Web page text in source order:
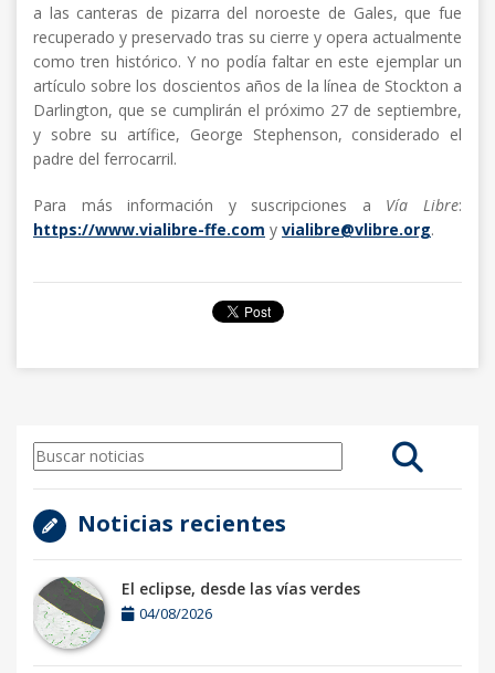
a las canteras de pizarra del noroeste de Gales, que fue
recuperado y preservado tras su cierre y opera actualmente
como tren histórico. Y no podía faltar en este ejemplar un
artículo sobre los doscientos años de la línea de Stockton a
Darlington, que se cumplirán el próximo 27 de septiembre,
y sobre su artífice, George Stephenson, considerado el
padre del ferrocarril.
Para más información y suscripciones a Vía Libre:
https://www.vialibre-ffe.com y vialibre@vlibre.org.
Noticias recientes
El eclipse, desde las vías verdes
04/08/2026